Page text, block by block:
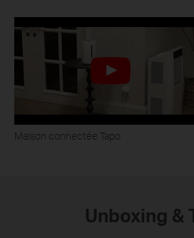
Maison connectée Tapo
Unboxing &